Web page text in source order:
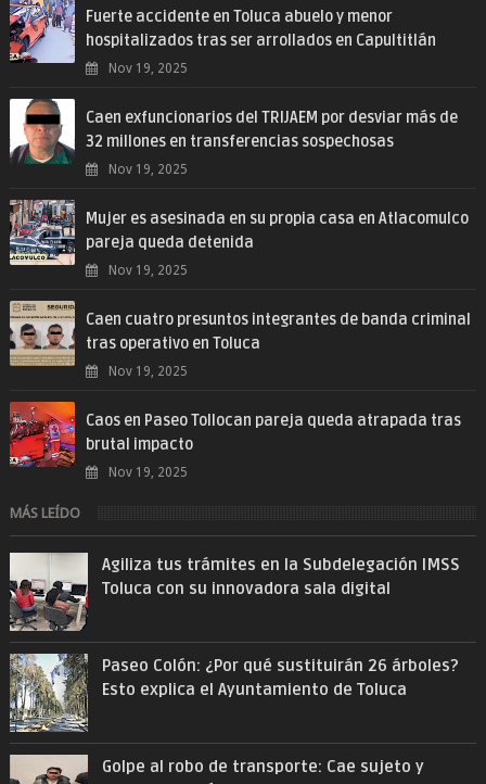
Fuerte accidente en Toluca abuelo y menor
hospitalizados tras ser arrollados en Capultitlán
Nov 19, 2025
Caen exfuncionarios del TRIJAEM por desviar más de
32 millones en transferencias sospechosas
Nov 19, 2025
Mujer es asesinada en su propia casa en Atlacomulco
pareja queda detenida
Nov 19, 2025
Caen cuatro presuntos integrantes de banda criminal
tras operativo en Toluca
Nov 19, 2025
Caos en Paseo Tollocan pareja queda atrapada tras
brutal impacto
Nov 19, 2025
MÁS LEÍDO
Agiliza tus trámites en la Subdelegación IMSS
Toluca con su innovadora sala digital
Paseo Colón: ¿Por qué sustituirán 26 árboles?
Esto explica el Ayuntamiento de Toluca
Golpe al robo de transporte: Cae sujeto y